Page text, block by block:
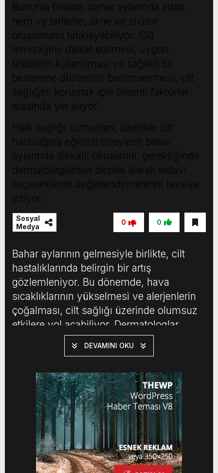
Bununla birlikte, bahar aylarında artan
nem ve terleme, akne ve sivilce
oluşumunu tetikleyebiliyor. Cilt
temizliğine dikkat edilmesi, uygun
ürünlerin kullanılması ve sağlıklı bir
beslenme düzeninin benimsenmesi, cilt
sağlığını korumak için önemli faktörler
arasında yer alıyor.
Halk sağlığı uzmanları, özellikle cilt
hastalığına eğilimli bireylerin bahar
aylarında dikkatli olmalarını, gerektiğinde
dermatologlardan destek alarak tedavi
seçeneklerini değerlendirmelerini tavsiye
ediyor.
Sosyal
Medya
0
0
Bahar aylarının gelmesiyle birlikte, cilt
hastalıklarında belirgin bir artış
gözlemleniyor. Bu dönemde, hava
sıcaklıklarının yükselmesi ve alerjenlerin
çoğalması, cilt sağlığı üzerinde olumsuz
etkilere yol açabiliyor. Dermatologlar,
bahar mevsimi ile birlikte polenlerin ve
bitkisel alerjenlerin arttığını, bunun da
gelmesine neden olduğunu belirtiyor.
Özellikle polen alerjisi olan bireylerde,
ciltte kaşıntı, kızarıklık ve döküntüler […]
DEVAMINI OKU